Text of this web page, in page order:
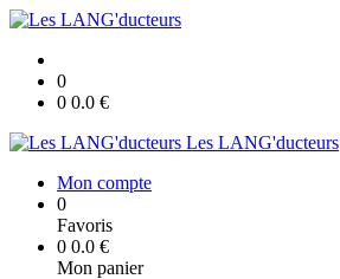
0
0 0.0 €
Les LANG'ducteurs
Mon compte
0
Favoris
0 0.0 €
Mon panier